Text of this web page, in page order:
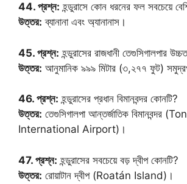
44. প্রশ্ন: হন্ডুরাসে কোন ধরনের ফল সবচেয়ে
উত্তর: ব্যানানা এবং অ্যানানাস।
45. প্রশ্ন: হন্ডুরাসের রাজধানী তেগুসিগালপার
উত্তর: আনুমানিক ৯৯৯ মিটার (৩,২৭৭ ফুট)
46. প্রশ্ন: হন্ডুরাসের প্রধান বিমানবন্দর কোনটি?
উত্তর: তেগুসিগালপা আন্তর্জাতিক বিমানবন্দর
International Airport)।
47. প্রশ্ন: হন্ডুরাসের সবচেয়ে বড় দ্বীপ কোনটি?
উত্তর: রোয়াটান দ্বীপ (Roatán Island)।